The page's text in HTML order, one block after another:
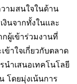
ามสนใจในด้าน
งินจากทั้งในและ
ผู้เข้าร่วมงานที่
าใจเกี่ยวกับตลาด
นำเสนอเทคโนโลยี
โดยมุ่งเน้นการ